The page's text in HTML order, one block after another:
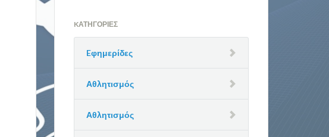
KΑΤΗΓΟΡΊΕΣ
Eφημερίδες
Αθλητισμός
Αθλητισμός